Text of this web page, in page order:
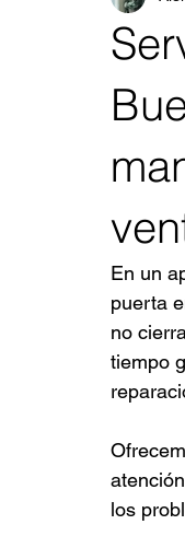
En un
puerta
no
tiempo
los